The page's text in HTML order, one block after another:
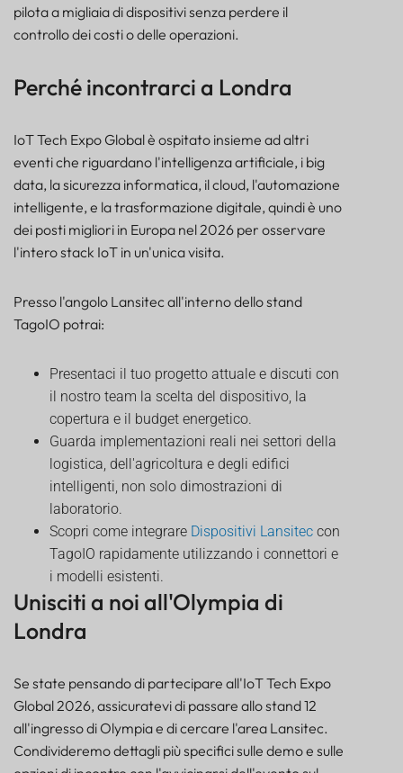
pilota a migliaia di dispositivi senza perdere il
controllo dei costi o delle operazioni.
Perché incontrarci a Londra
IoT Tech Expo Global è ospitato insieme ad altri
eventi che riguardano l'intelligenza artificiale, i big
data, la sicurezza informatica, il cloud, l'automazione
intelligente,e la trasformazione digitale, quindi è uno
dei posti migliori in Europa nel 2026 per osservare
l'intero stack IoT in un'unica visita.
Presso l'angolo Lansitec all'interno dello stand
TagoIO potrai:
Presentaci il tuo progetto attuale e discuti con
il nostro team la scelta del dispositivo, la
copertura e il budget energetico.
Guarda implementazioni reali nei settori della
logistica, dell'agricoltura e degli edifici
intelligenti, non solo dimostrazioni di
laboratorio.
Scopri come integrare Dispositivi Lansitec con
TagoIO rapidamente utilizzando i connettori e
i modelli esistenti.
Unisciti a noi all'Olympia di
Londra
Se state pensando di partecipare all'IoT Tech Expo
Global 2026, assicuratevi di passare allo stand 12
all'ingresso di Olympia e di cercare l'area Lansitec.
Condivideremo dettagli più specifici sulle demo e sulle